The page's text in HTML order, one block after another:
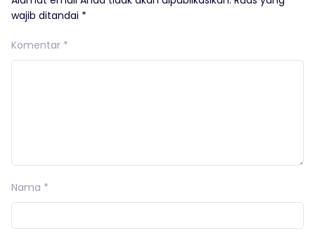
wajib ditandai *
Komentar *
Nama *